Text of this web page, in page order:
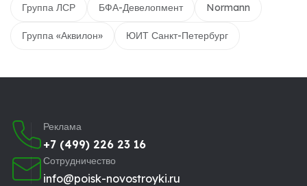
Группа ЛСР БФА-Девелопмент Normann
Группа «Аквилон» ЮИТ Санкт-Петербург
Реклама
+7 (499) 226 23 16
Сотрудничество
info@poisk-novostroyki.ru